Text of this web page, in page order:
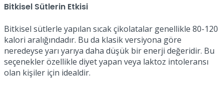
Bitkisel Sütlerin Etkisi
Bitkisel sütlerle yapılan sıcak çikolatalar genellikle 80-120
kalori aralığındadır. Bu da klasik versiyona göre
neredeyse yarı yarıya daha düşük bir enerji değeridir. Bu
seçenekler özellikle diyet yapan veya laktoz intoleransı
olan kişiler için idealdir.